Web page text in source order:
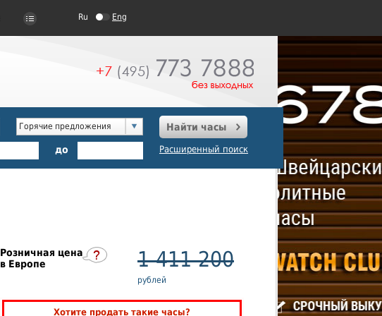
Ru Eng
Горячие предложения
Найти часы
до Расширенный поиск
Розничная цена
в Европе
1 411 200
рублей
Хотите продать такие часы?